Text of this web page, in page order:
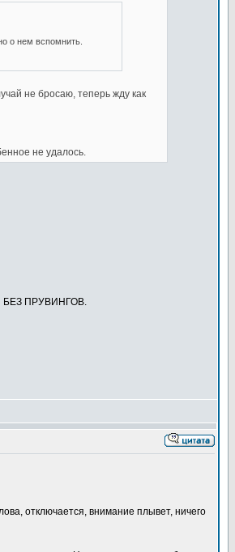
о нем вспомнить.
не бросаю, теперь жду как
не удалось.
И БЕЗ ПРУВИНГОВ.
отключается, внимание плывет, ничего